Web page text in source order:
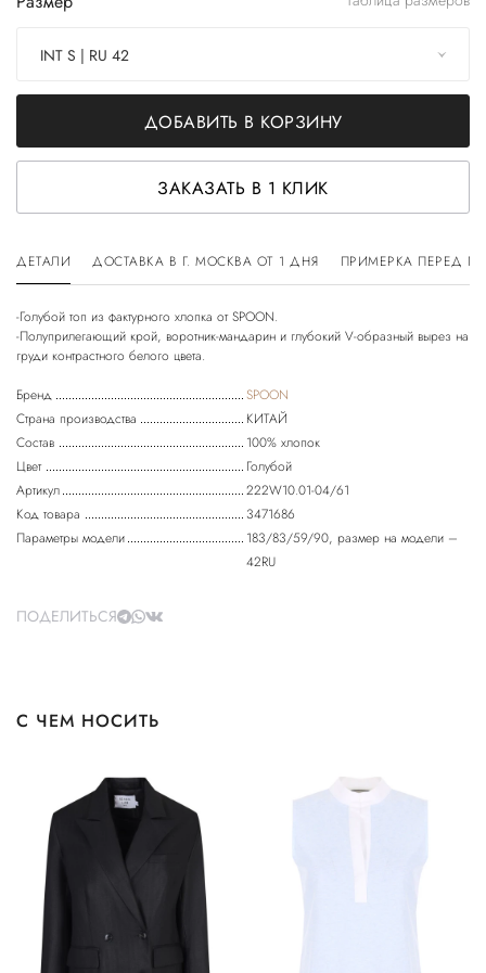
INT S | RU 42
ДОБАВИТЬ В КОРЗИНУ
ЗАКАЗАТЬ В 1 КЛИК
ДЕТАЛИ ДОСТАВКА В Г. МОСКВА ОТ 1 ДНЯ ПРИМЕРКА ПЕРЕД
-Голубой топ из фактурного хлопка от SPOON.
-Полуприлегающий крой, воротник-мандарин и глубокий V-образный вырез на
Бренд
SPOON
Страна производства
КИТАЙ
Состав
100% хлопок
Цвет
Голубой
Артикул
222W10.01-04/61
Код товара
3471686
Параметры модели
183/83/59/90, размер на модели –
42RU
ПОДЕЛИТЬСЯ
С ЧЕМ НОСИТЬ